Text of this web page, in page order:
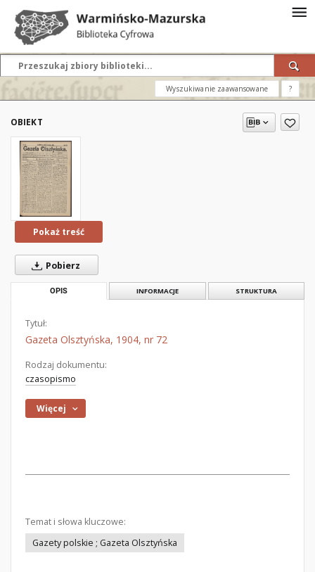
Wyszukiwanie zaawansowane ?
OBIEKT
Pokaż treść
Pobierz
OPIS INFORMACJE STRUKTURA
Tytuł:
Gazeta Olsztyńska, 1904, nr 72
Rodzaj dokumentu:
czasopismo
Więcej
Temat i słowa kluczowe:
Gazety polskie ; Gazeta Olsztyńska